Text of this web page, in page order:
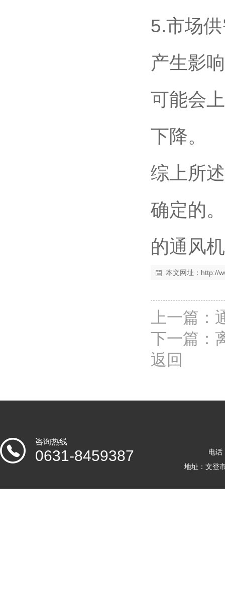
5.市场
产生影
可能会
下降。
综上所
确定的
的通风
本文网址： http://
上一篇：
下一篇：
返回
咨询热线
0631-8459387
电
地址：文登